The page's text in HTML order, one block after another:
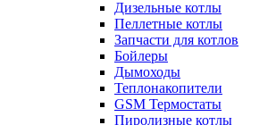
Дизельные котлы
Пеллетные котлы
Запчасти для котлов
Бойлеры
Дымоходы
Теплонакопители
GSM Термостаты
Пиролизные котлы